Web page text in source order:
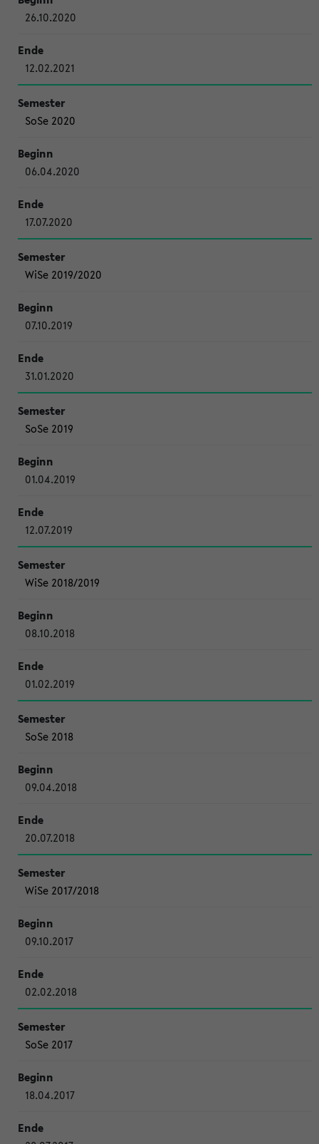
26.10.2020
12.02.2021
SoSe 2020
06.04.2020
17.07.2020
WiSe 2019/2020
07.10.2019
31.01.2020
SoSe 2019
01.04.2019
12.07.2019
WiSe 2018/2019
08.10.2018
01.02.2019
SoSe 2018
09.04.2018
20.07.2018
WiSe 2017/2018
09.10.2017
02.02.2018
SoSe 2017
18.04.2017